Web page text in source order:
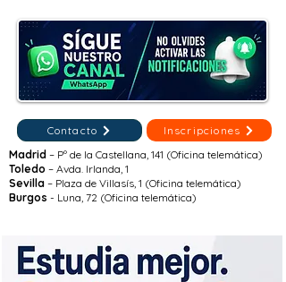
Contacto
Inscripciones
Madrid – Pº de la Castellana, 141 (Oficina telemática)
Toledo – Avda. Irlanda, 1
Sevilla – Plaza de Villasís, 1 (Oficina telemática)
Burgos - Luna, 72 (Oficina telemática)